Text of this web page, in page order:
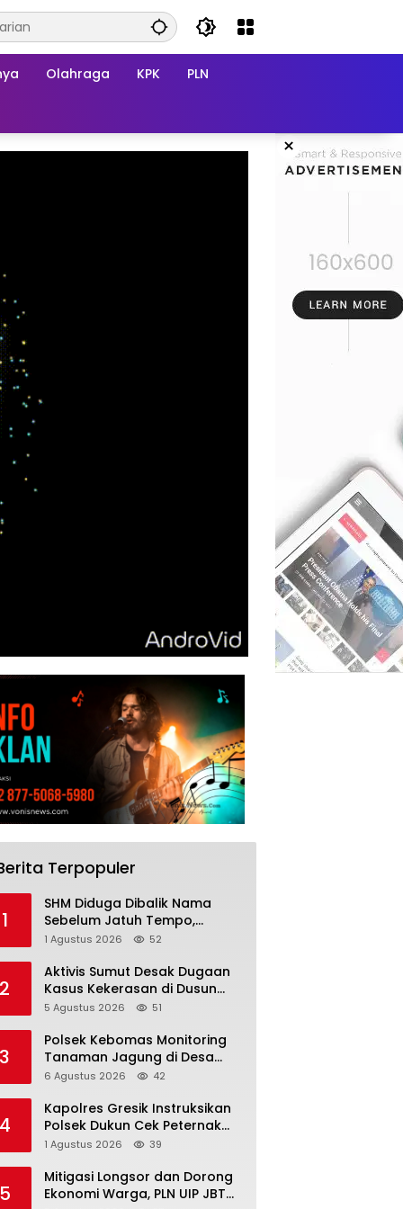
Olahraga KPK PLN
×
Terpopuler
1
SHM Diduga Dibalik Nama
Sebelum Jatuh Tempo,
Warga Gresik Gugat
Somasi Kepala Desa
1 Agustus 2026 52
2
Aktivis Sumut Desak Dugaan
Kasus Kekerasan di Dusun
Balakka, Desa Gunung
5 Agustus 2026 51
3
Polsek Kebomas Monitoring
Tanaman Jagung di Desa
Kembangan, Perkuat
Nasional
6 Agustus 2026 42
4
Kapolres Gresik Instruksikan
Polsek Dukun Cek Peternak
Kambing, Perkuat Ketahanan
1 Agustus 2026 39
5
Mitigasi Longsor dan Dorong
Ekonomi Warga, PLN UIP JBTB